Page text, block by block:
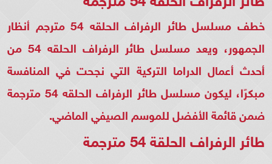
خطف مسلسل طائر الرفراف الحلقه 54 مترجم أنظار
الجمهور، ويعد مسلسل طائر الرفراف الحلقه 54 من
أحدث أعمال الدراما التركية التي نجحت في المنافسة
مبكرًا، ليكون مسلسل طائر الرفراف الحلقه 54 مترجمة
ضمن قائمة الأفضل للموسم الصيفي الماضي.
طائر الرفراف الحلقة 54 مترجمة